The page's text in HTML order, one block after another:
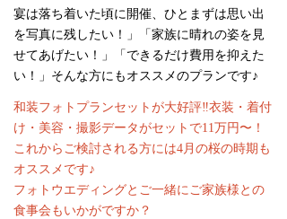
宴は落ち着いた頃に開催、ひとまずは思い出
を写真に残したい！」「家族に晴れの姿を見
せてあげたい！」「できるだけ費用を抑えた
い！」そんな方にもオススメのプランです♪
和装フォトプランセットが大好評‼︎衣装・着付
け・美容・撮影データがセットで11万円〜！
これからご検討される方には4月の桜の時期も
オススメです♪
フォトウエディングとご一緒にご家族様との
食事会もいかがですか？